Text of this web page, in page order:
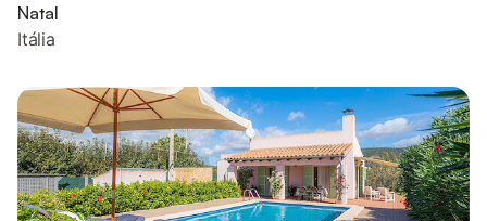
Natal
Itália